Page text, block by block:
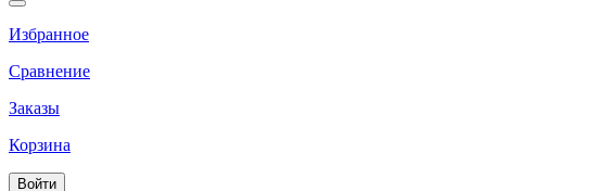
Избранное
Сравнение
Заказы
Корзина
Войти